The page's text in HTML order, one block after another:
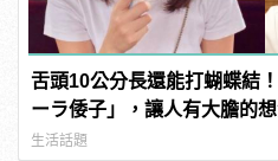
舌頭10公分長還能打蝴蝶結
ーラ倭子」，讓人有大膽的
型男
生活話題